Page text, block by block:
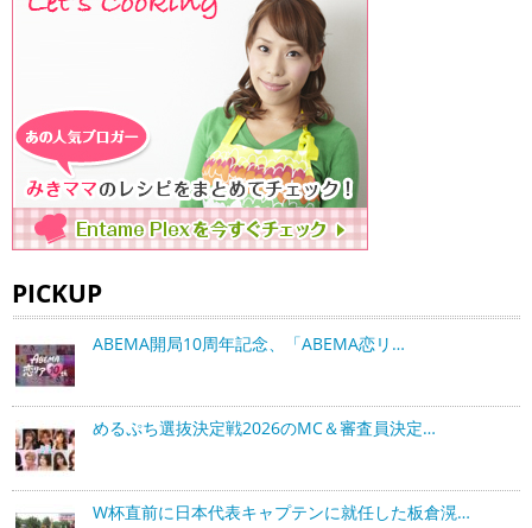
PICKUP
ABEMA開局10周年記念、「ABEMA恋リ…
めるぷち選抜決定戦2026のMC＆審査員決定…
W杯直前に日本代表キャプテンに就任した板倉滉…